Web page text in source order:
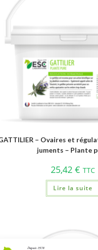
– Ovaires et
juments – Plante
25,42 € TTC
Lire la suite